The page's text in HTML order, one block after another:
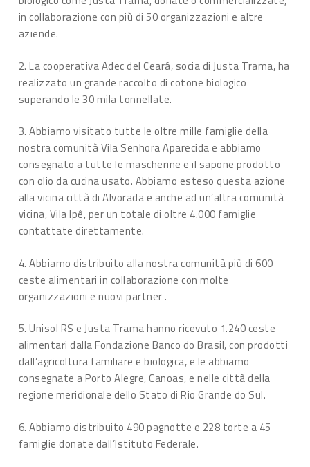
in collaborazione con più di 50 organizzazioni e altre
aziende.
2. La cooperativa Adec del Ceará, socia di Justa Trama, ha
realizzato un grande raccolto di cotone biologico
superando le 30 mila tonnellate.
3. Abbiamo visitato tutte le oltre mille famiglie della
nostra comunità Vila Senhora Aparecida e abbiamo
consegnato a tutte le mascherine e il sapone prodotto
con olio da cucina usato. Abbiamo esteso questa azione
alla vicina città di Alvorada e anche ad un’altra comunità
vicina, Vila Ipê, per un totale di oltre 4.000 famiglie
contattate direttamente.
4. Abbiamo distribuito alla nostra comunità più di 600
ceste alimentari in collaborazione con molte
organizzazioni e nuovi partner .
5. Unisol RS e Justa Trama hanno ricevuto 1.240 ceste
alimentari dalla Fondazione Banco do Brasil, con prodotti
dall’agricoltura familiare e biologica, e le abbiamo
consegnate a Porto Alegre, Canoas, e nelle città della
regione meridionale dello Stato di Rio Grande do Sul.
6. Abbiamo distribuito 490 pagnotte e 228 torte a 45
famiglie donate dall’Istituto Federale.